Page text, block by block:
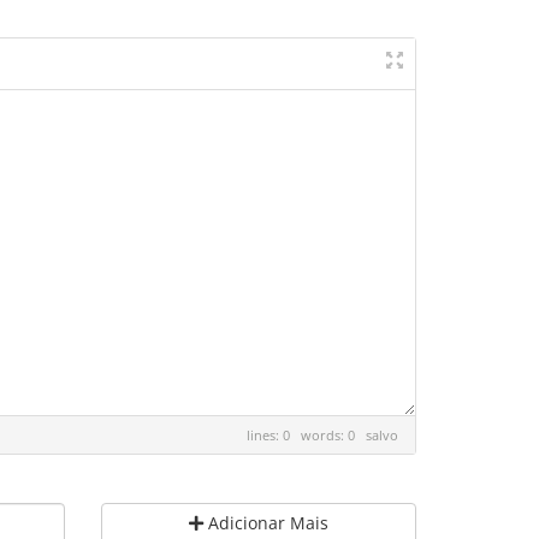
lines: 0 words: 0 salvo
Adicionar Mais